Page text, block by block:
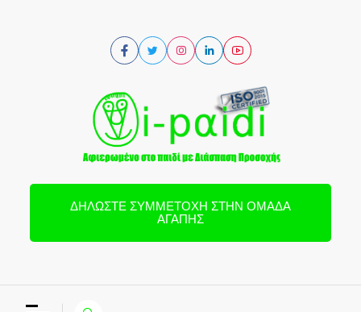
ΔΗΛΏΣΤΕ ΣΥΜΜΕΤΟΧΉ ΣΤΗΝ ΟΜΆΔΑ
ΑΓΆΠΗΣ